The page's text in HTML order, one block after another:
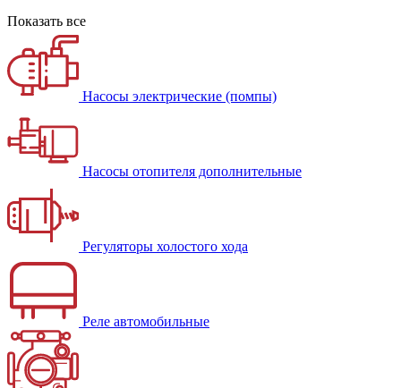
Показать все
Насосы электрические (помпы)
Насосы отопителя дополнительные
Регуляторы холостого хода
Реле автомобильные